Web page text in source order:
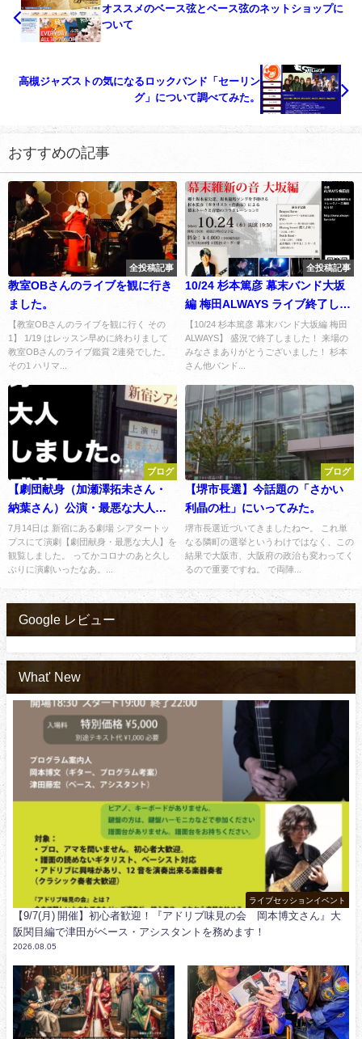
オススメのベース弦とベース弦のネットショップに
ついて
高槻ジャズストの気になるロックバンド「セーリン
グ」について調べてみた。
おすすめの記事
全投稿記事
教室OBさんのライブを観に行き
ました。
【教室OBさんのライブを観に行く その
1】 1/19 はレッスン早めに終わりまして
教室OBさんのライブ鑑賞 2連発でした。
その1 ハリマ...
全投稿記事
10/24 杉本篤彦 幕末バンド大坂
編 梅田ALWAYS ライブ終了しま
した
【10/24 杉本篤彦 幕末バンド大坂編 梅田
ALWAYS】 盛況で終了しました！ 来場の
みなさまありがとうございました！ 杉本
さん他バンド...
ブログ
【劇団献身（加瀬澤拓未さん・
納葉さん）公演・最悪な大人】
を観覧しました。とその感想。
7月14日は 新宿にある劇場 シアタートッ
プスにて演劇【劇団献身・最悪な大人】を
観覧しました。 ってかコロナのあと久し
ぶりに演劇いったなあ。...
ブログ
【堺市長選】今話題の「さかい
利晶の杜」にいってみた。
堺市長選近づいてきましたね〜。 これ単
なる隣町の選挙というわけではなく、この
結果で大阪市、大阪府の政治も変わってく
るので重要ですね。 で両陣...
Google レビュー
What' New
ライブセッションイベント
【9/7(月) 開催】初心者歓迎！『アドリブ味見の会 岡本博文さん』大
阪関目編で津田がベース・アシスタントを務めます！
2026.08.05